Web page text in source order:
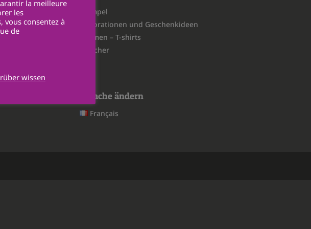
Stempel
Dekorationen und Geschenkideen
Themen – T-shirts
Switcher
Sprache ändern
Français
la meilleure
les
vous consentez à
de
wissen